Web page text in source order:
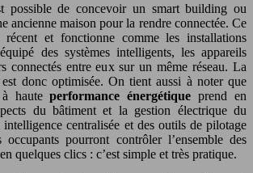
possible de concevoir un smart building ou
ancienne maison pour la rendre connectée. Ce
récent et fonctionne comme les installations
des systèmes intelligents, les appareils
connectés entre eux sur un même réseau. La
est donc optimisée. On tient aussi à noter que
à hauteperformance énergétique prend en
du bâtiment et la gestion électrique du
centralisée et des outils de pilotage
pourront contrôler l’ensemble des
quelques clics : c’est simple et très pratique.